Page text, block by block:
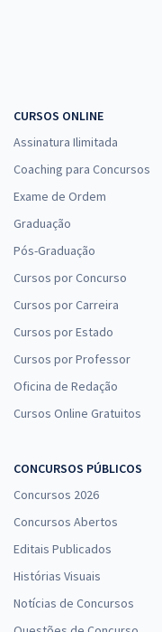
CURSOS ONLINE
Assinatura Ilimitada
Coaching para Concursos
Exame de Ordem
Graduação
Pós-Graduação
Cursos por Concurso
Cursos por Carreira
Cursos por Estado
Cursos por Professor
Oficina de Redação
Cursos Online Gratuitos
CONCURSOS PÚBLICOS
Concursos 2026
Concursos Abertos
Editais Publicados
Histórias Visuais
Notícias de Concursos